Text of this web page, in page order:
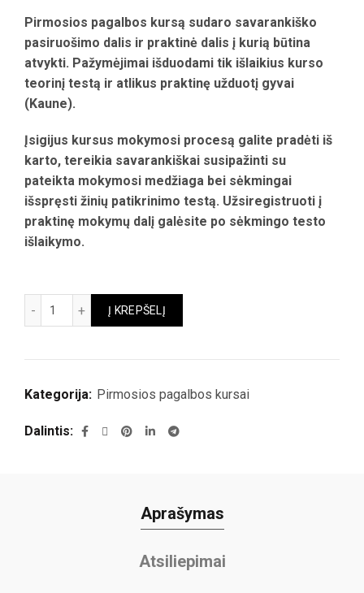
Pirmosios pagalbos kursą sudaro savarankiško
pasiruošimo dalis ir praktinė dalis į kurią būtina
atvykti. Pažymėjimai išduodami tik išlaikius kurso
teorinį testą ir atlikus praktinę užduotį gyvai
(Kaune).
Įsigijus kursus mokymosi procesą galite pradėti iš
karto, tereikia savarankiškai susipažinti su
pateikta mokymosi medžiaga bei sėkmingai
išspręsti žinių patikrinimo testą. Užsiregistruoti į
praktinę mokymų dalį galėsite po sėkmingo testo
išlaikymo.
produkto kiekis: PP-012 pirmosios pagalbos
Į KREPŠELĮ
Kategorija: Pirmosios pagalbos kursai
Dalintis
Aprašymas
Atsiliepimai